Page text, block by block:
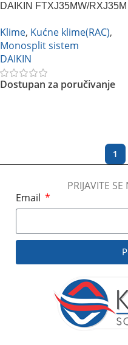
DAIKIN FTXJ35MW/RXJ35M
inverter
Klime, Kućne klime(RAC),
Monosplit sistem
DAIKIN
Dostupan za poručivanje
1
PRIJAVITE
Email